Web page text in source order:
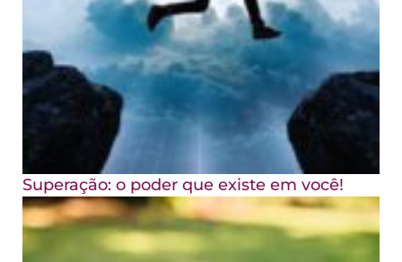
Superação: o poder que existe em você!